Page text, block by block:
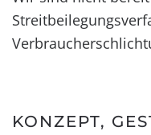
KONZEPT,